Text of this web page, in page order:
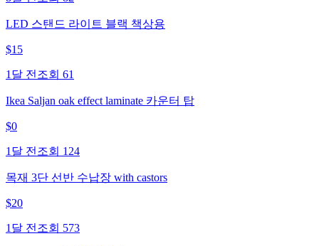
LED 스탠드 라이트 블랙 책상용
$15
1달 전 조회 61
Ikea Saljan oak effect laminate 카운터 탑
$0
1달 전 조회 124
목재 3단 선반 수납장 with castors
$20
1달 전 조회 573